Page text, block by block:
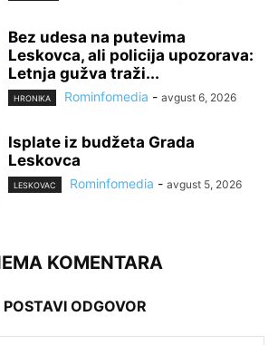
Bez udesa na putevima
Leskovca, ali policija upozorava:
Letnja gužva traži...
HRONIKA Rominfomedia - avgust 6, 2026
Isplate iz budžeta Grada
Leskovca
LESKOVAC Rominfomedia - avgust 5, 2026
KOMENTARA
POSTAVI ODGOVOR